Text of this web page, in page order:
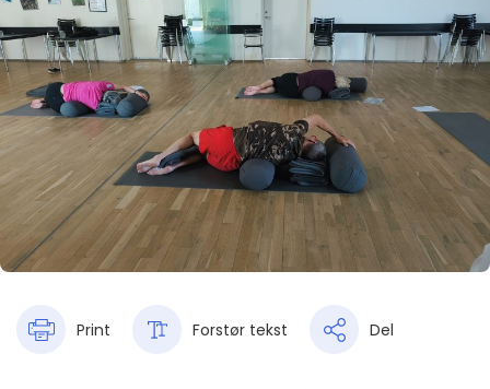
Print Forstør tekst Del